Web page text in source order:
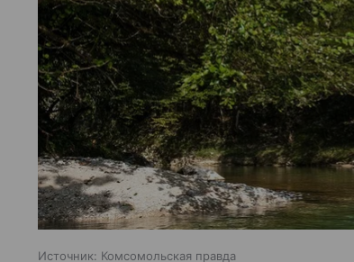
Источник: Комсомольская правда